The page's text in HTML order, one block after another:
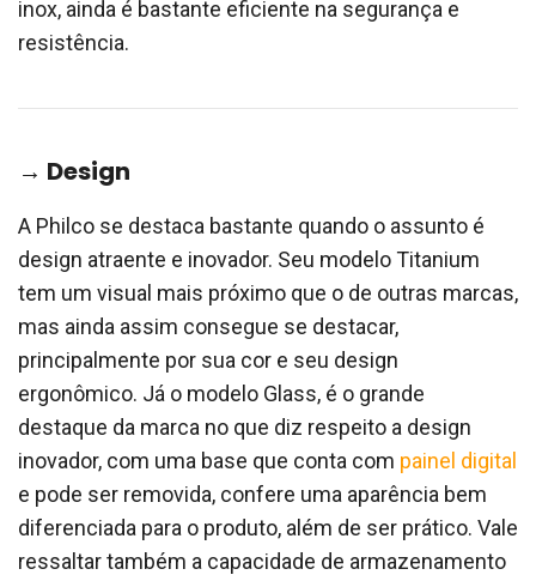
inox, ainda é bastante eficiente na segurança e
resistência.
→ Design
A Philco se destaca bastante quando o assunto é
design atraente e inovador. Seu modelo Titanium
tem um visual mais próximo que o de outras marcas,
mas ainda assim consegue se destacar,
principalmente por sua cor e seu design
ergonômico. Já o modelo Glass, é o grande
destaque da marca no que diz respeito a design
inovador, com uma base que conta com painel digital
e pode ser removida, confere uma aparência bem
diferenciada para o produto, além de ser prático. Vale
ressaltar também a capacidade de armazenamento